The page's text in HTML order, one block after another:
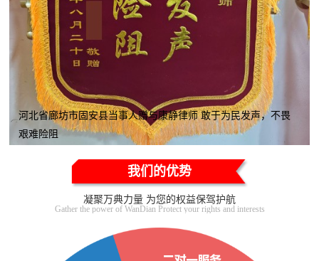
河北省廊坊市固安县当事人赠与康静律师 敢于为民发声，不畏
艰难险阻
我们的优势
凝聚万典力量 为您的权益保驾护航
Gather the power of WanDian Protect your rights and interests